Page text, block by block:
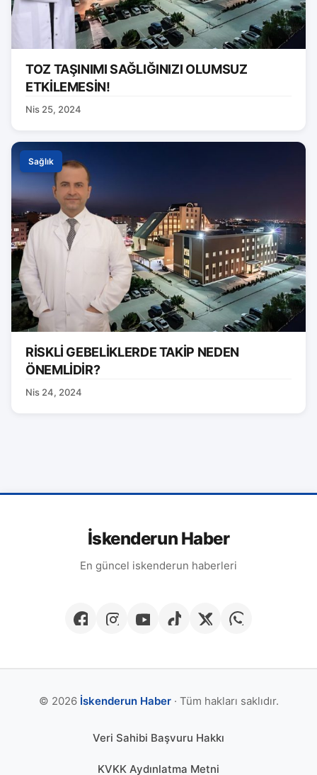
TOZ TAŞINIMI SAĞLIĞINIZI OLUMSUZ
ETKİLEMESİN!
Nis 25, 2024
Sağlık
RİSKLİ GEBELİKLERDE TAKİP NEDEN
ÖNEMLİDİR?
Nis 24, 2024
İskenderun Haber
En güncel iskenderun haberleri
© 2026 İskenderun Haber· Tüm hakları saklıdır.
Veri Sahibi Başvuru Hakkı
KVKK Aydınlatma Metni